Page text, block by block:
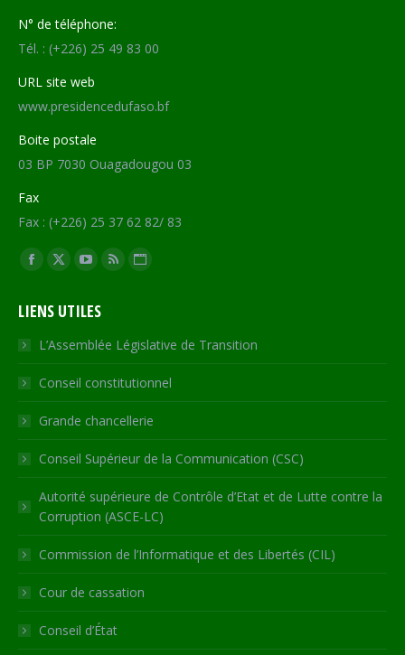
N° de téléphone:
Tél. : (+226) 25 49 83 00
URL site web
www.presidencedufaso.bf
Boite postale
03 BP 7030 Ouagadougou 03
Fax
Fax : (+226) 25 37 62 82/ 83
Trouvez nous sur :
Facebook
opens
in
new
window
X
opens
in
new
window
YouTube
opens
in
new
window
RSS
in
new
window
Site
opens
in
new
LIENS UTILES
L’Assemblée Législative de Transition
Conseil constitutionnel
Grande chancellerie
Conseil Supérieur de la Communication (CSC)
Autorité supérieure de Contrôle d’Etat et de Lutte contre la
Corruption (ASCE-LC)
Commission de l’Informatique et des Libertés (CIL)
Cour de cassation
Conseil d’État